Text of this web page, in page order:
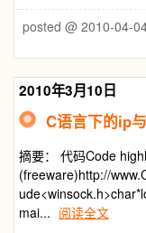
posted @ 2010-04-
2010年3月10日
C语言下的ip
摘要： 代码Code
(freeware)http://
mai... 阅读全文